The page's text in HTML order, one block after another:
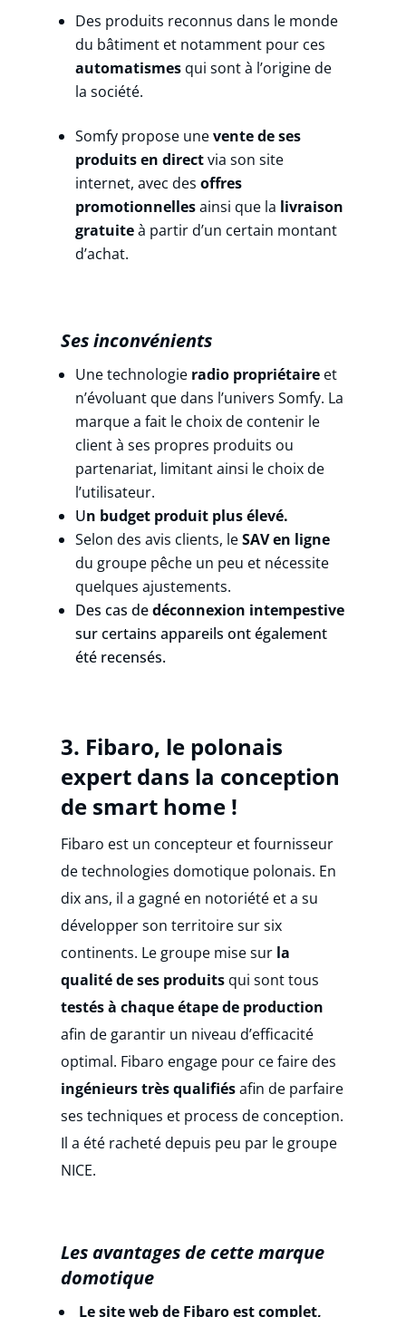
Des produits reconnus dans le monde
du bâtiment et notamment pour ces
automatismes qui sont à l’origine de
la société.
Somfy propose unevente de ses
produits en directvia son site
internet, avec desoffres
promotionnellesainsi que la livraison
gratuiteà partir d’un certain montant
d’achat.
Ses inconvénients
Une technologie radio propriétaire et
n’évoluant que dans l’univers Somfy. La
marque a fait le choix de contenir le
client à ses propres produits ou
partenariat, limitant ainsi le choix de
l’utilisateur.
Un budget produit plus élevé.
Selon des avis clients, leSAV en ligne
du groupe pêche un peu et nécessite
quelques ajustements.
Des cas dedéconnexion intempestive
sur certains appareils ont également
été recensés.
3. Fibaro, le polonais
expert dans la conception
de smart home !
Fibaro est un concepteur et fournisseur
de technologies domotique polonais. En
dix ans, il a gagné en notoriété et a su
développer son territoire sur six
continents. Le groupe mise sur la
qualité de ses produits qui sont tous
testés à chaque étape de production
afin de garantir un niveau d’efficacité
optimal. Fibaro engage pour ce faire des
ingénieurs très qualifiésafin de parfaire
ses techniques et process de conception.
Ila été racheté depuis peu par le groupe
NICE.
Les avantages de cette marque
domotique
Le site web de Fibaro est complet,